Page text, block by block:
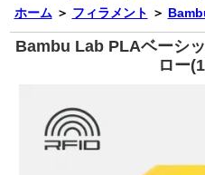
3DMakerpro
フィラメント一覧
FusRock その
光造形用
DLP用レジン LCD用
消
ホーム ＞ フィラメント ＞
Bambu Lab PLAベーシ
ロー